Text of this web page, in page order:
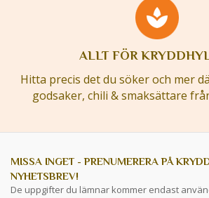
ALLT FÖR
Hitta precis det du söker och mer
godsaker, chili & smaksättare
MISSA INGET - PRENUMERERA PÅ
NYHETSBREV!
De uppgifter du lämnar kommer endast